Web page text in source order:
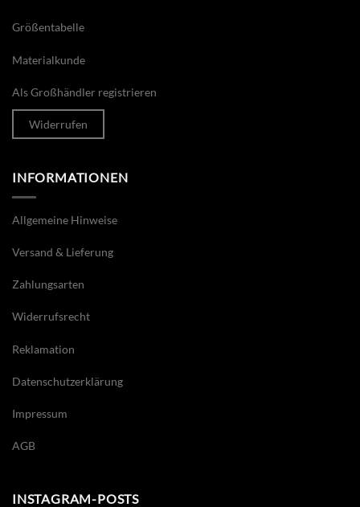
Größentabelle
Materialkunde
Als Großhändler registrieren
Widerrufen
INFORMATIONEN
Allgemeine Hinweise
Versand & Lieferung
Zahlungsarten
Widerrufsrecht
Reklamation
Datenschutzerklärung
Impressum
AGB
INSTAGRAM-POSTS